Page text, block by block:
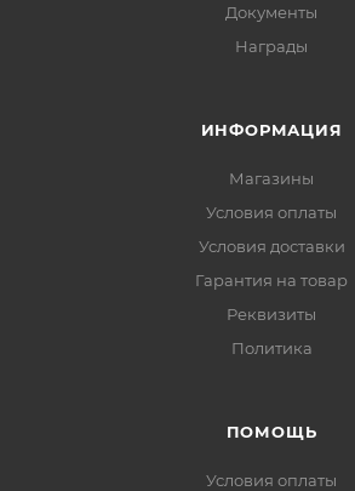
Документы
Награды
ИНФОРМАЦИЯ
Магазины
Условия оплаты
Условия доставки
Гарантия на товар
Реквизиты
Политика
ПОМОЩЬ
Условия оплаты